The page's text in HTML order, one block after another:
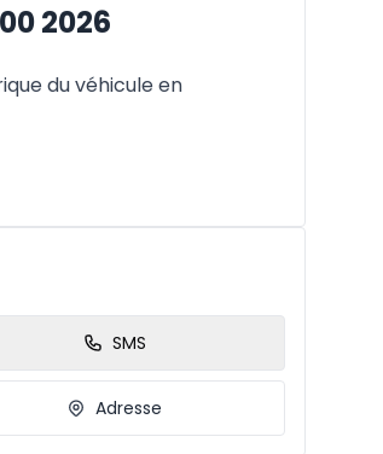
2026
du véhicule en
SMS
Adresse